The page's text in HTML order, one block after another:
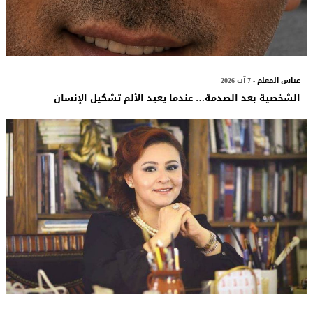
عباس المعلم- 7 آب 2026
الشخصية بعد الصدمة… عندما يعيد الألم تشكيل الإنسان